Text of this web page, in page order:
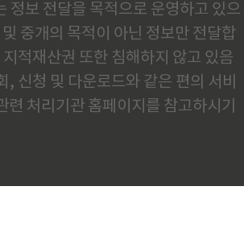
정보 전달을 목적으로 운영하고 있으
중개의 목적이 아닌 정보만 전달합
적재산권 또한 침해하지 않고 있음
, 신청 및 다운로드와 같은 편의 서비
련 처리기관 홈페이지를 참고하시기